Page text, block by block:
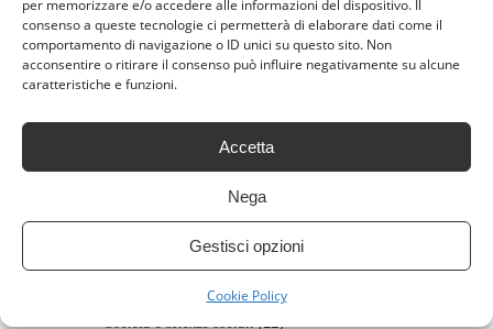
per memorizzare e/o accedere alle informazioni del dispositivo. Il
consenso a queste tecnologie ci permetterà di elaborare dati come il
comportamento di navigazione o ID unici su questo sito. Non
acconsentire o ritirare il consenso può influire negativamente su alcune
caratteristiche e funzioni.
Accetta
Nega
Gestisci opzioni
Cookie Policy
Polizieschi(1)
Ragazzi(15)
Religione(5)
Romanzi rosa(39)
Scienze, tecnologia e medicina
Società e scienze sociali(22)